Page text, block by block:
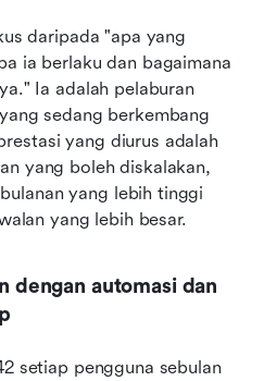
daripada "apa yang
ia berlaku dan bagaimana
Ia adalah pelaburan
sedang berkembang
yang diurus adalah
yang boleh diskalakan,
yang lebih tinggi
yang lebih besar.
dengan automasi dan
setiap pengguna sebulan